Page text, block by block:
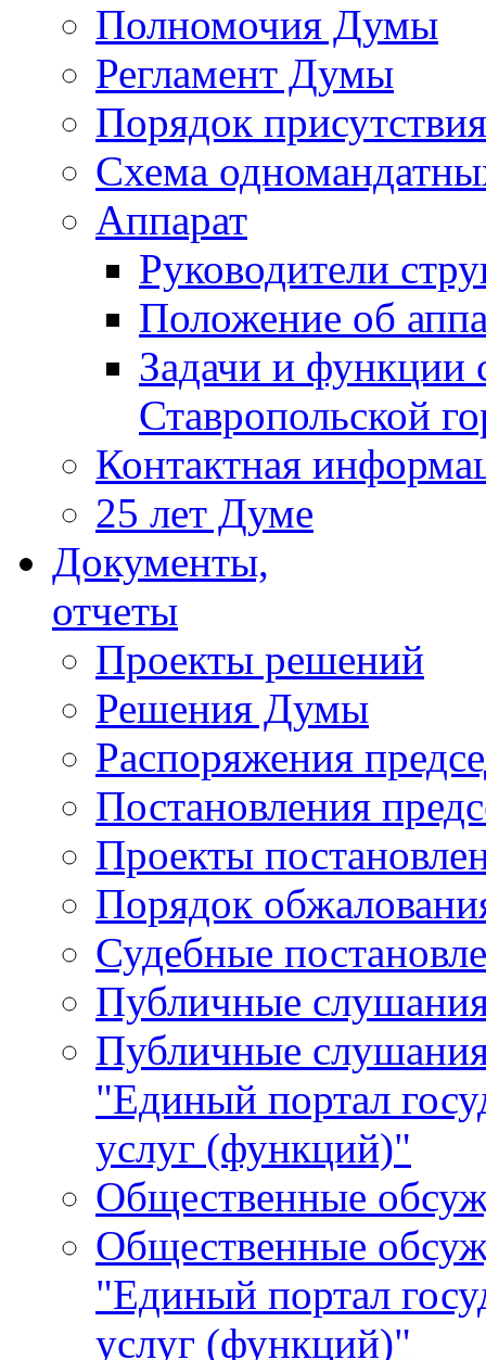
Полномочия Думы
Регламент Думы
Порядок
Схема
Аппарат
Руководители
Положение об
Задачи и функции
Ставропольской
Контактная
25 лет Думе
Документы,
отчеты
Проекты решений
Решения Думы
Распоряжения
Постановления
Проекты
Порядок
Судебные
Публичные
Публичные
"Единый портал
услуг (функций)"
Общественные
Общественные
"Единый портал
услуг (функций)"